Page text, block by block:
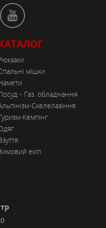
мішки
- Газ. обладнання
Скелелазіння
Кемпінг
екіп